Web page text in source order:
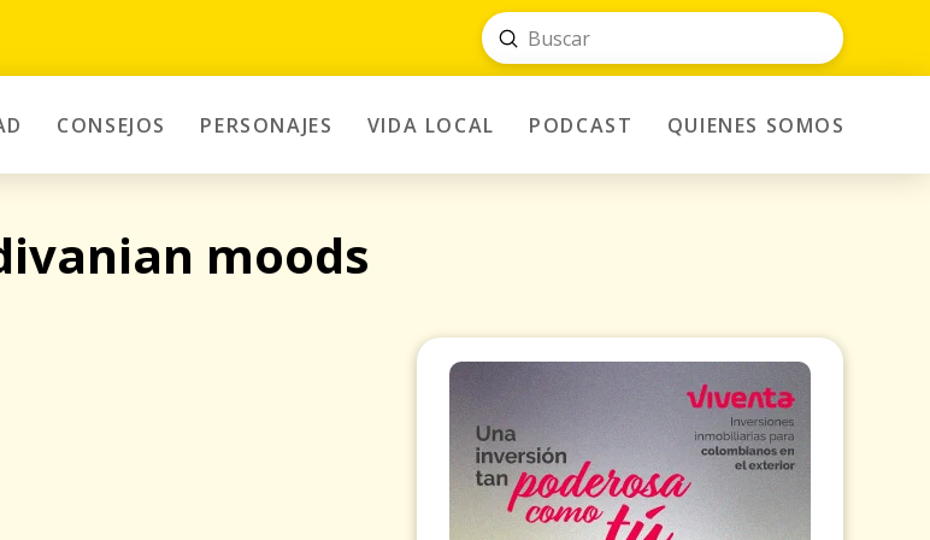
Search
Submit
CONSEJOS PERSONAJES VIDA LOCAL PODCAST QUIENES SOMOS
moods